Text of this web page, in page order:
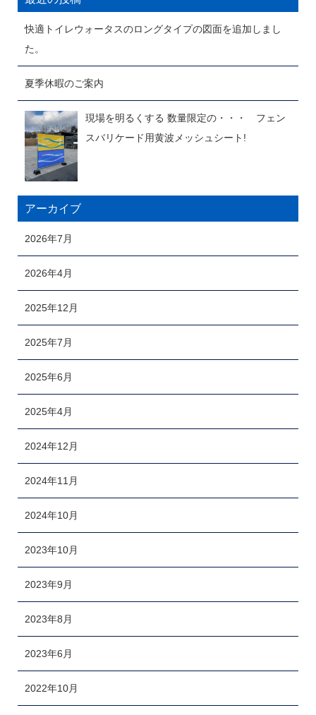
快適トイレウォータスのロングタイプの図面を追加しまし
た。
夏季休暇のご案内
現場を明るくする 数量限定の・・・ フェン
スバリケード用黄波メッシュシート!
アーカイブ
2026年7月
2026年4月
2025年12月
2025年7月
2025年6月
2025年4月
2024年12月
2024年11月
2024年10月
2023年10月
2023年9月
2023年8月
2023年6月
2022年10月